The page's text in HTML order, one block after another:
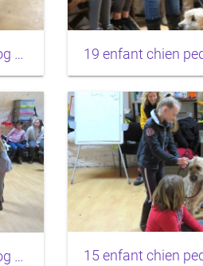
18 enfant chien pedadog 2020-02-24
14 enfant chien pedadog 2020-02-24